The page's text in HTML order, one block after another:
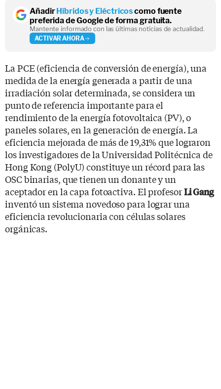
AñadirHíbridos y Eléctricoscomo fuente
preferida de Google de forma gratuita.
Mantente informado con las últimas noticias de actualidad.
ACTIVAR AHORA
La PCE (eficiencia de conversión de energía), una
medida de la energía generada a partir de una
irradiación solar determinada, se considera un
punto de referencia importante para el
rendimiento de la energía fotovoltaica (PV), o
paneles solares, en la generación de energía. La
eficiencia mejorada de más de 19,31% que lograron
los investigadores de la Universidad Politécnica de
Hong Kong (PolyU) constituye un récord para las
OSC binarias, que tienen un donante y un
aceptador en la capa fotoactiva. El profesorLi Gang
inventó un sistema novedoso para lograr una
eficiencia revolucionaria con células solares
orgánicas.